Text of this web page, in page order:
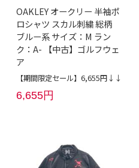
OAKLEY オークリー 半袖ポ
ロシャツ スカル刺繍 総柄
ブルー系 サイズ：M ラン
ク：A- 【中古】ゴルフウェ
ア
【期間限定セール】6,655円↓↓
6,655円